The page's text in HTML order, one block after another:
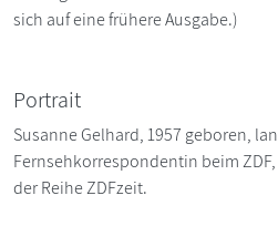
sich auf eine frühere Ausgabe.)
Portrait
Susanne Gelhard, 1957 geboren,
Fernsehkorrespondentin beim
der Reihe ZDFzeit.